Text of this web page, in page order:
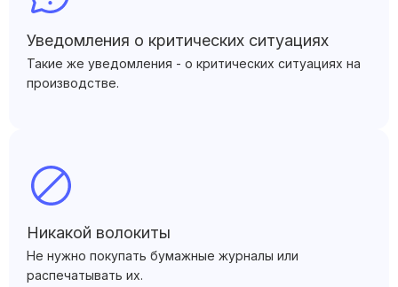
Уведомления о критических ситуациях
Такие же уведомления - о критических ситуациях на
производстве.
Никакой волокиты
Не нужно покупать бумажные журналы или
распечатывать их.